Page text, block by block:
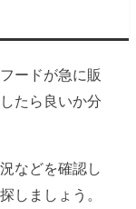
ードが急に販
たら良いか分
などを確認し
しましょう。